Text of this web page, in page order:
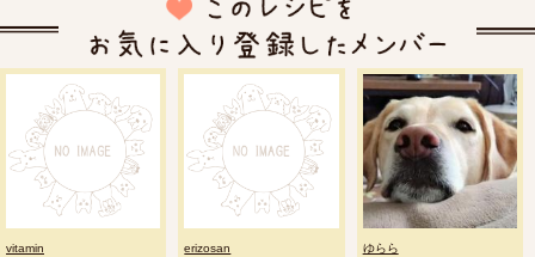
vitamin erizosan ゆらら